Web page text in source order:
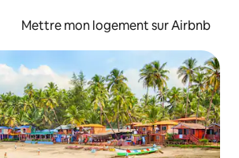
Mettre mon logement sur Airbnb